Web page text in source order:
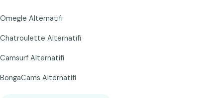
Omegle Alternatifi
Chatroulette Alternatifi
Camsurf Alternatifi
BongaCams Alternatifi